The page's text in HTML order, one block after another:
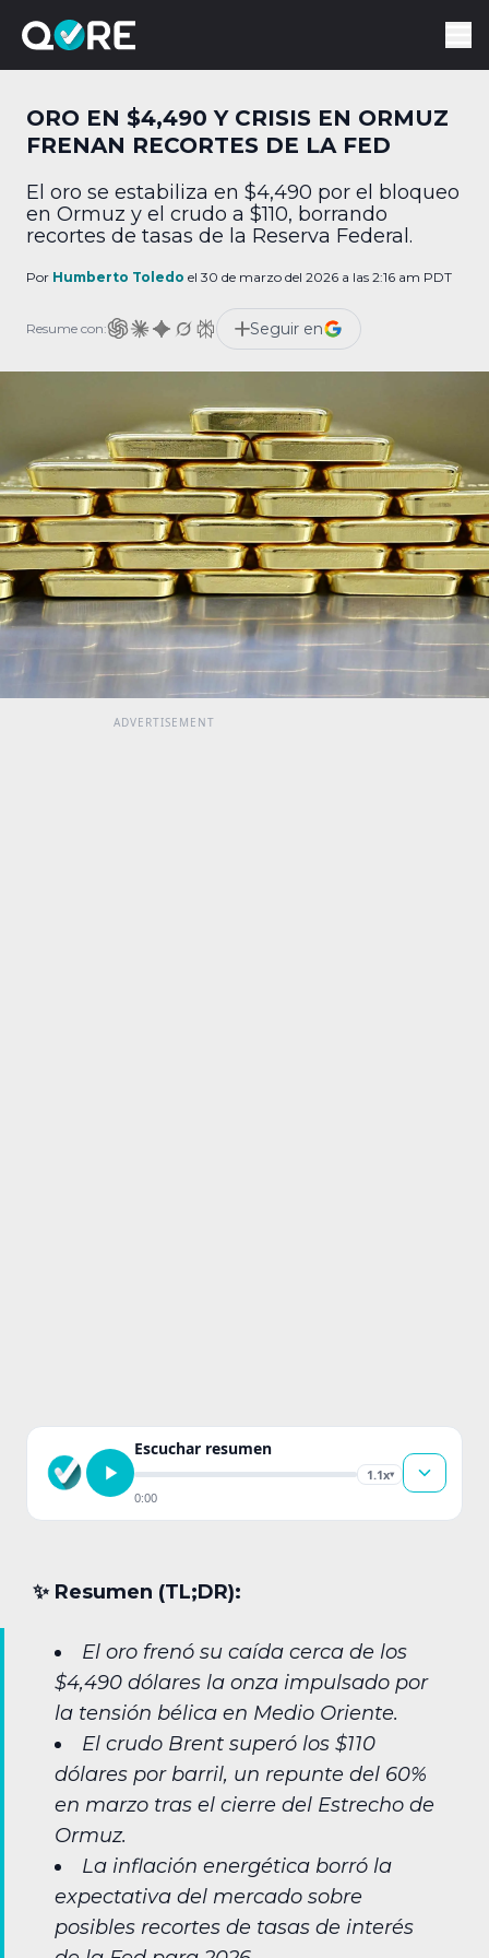
ORO EN $4,490 Y CRISIS EN ORMUZ
FRENAN RECORTES DE LA FED
El oro se estabiliza en $4,490 por el bloqueo
en Ormuz y el crudo a $110, borrando
recortes de tasas de la Reserva Federal.
Por Humberto Toledo el 30 de marzo del 2026 a las 2:16 am PDT
Resume con: Seguir en
Escuchar resumen
1.1x▾
0:00
✨︎ Resumen (TL;DR):
El oro frenó su caída cerca de los
$4,490 dólares la onza impulsado por
la tensión bélica en Medio Oriente.
El crudo Brent superó los $110
dólares por barril, un repunte del 60%
en marzo tras el cierre del Estrecho de
Ormuz.
La inflación energética borró la
expectativa del mercado sobre
posibles recortes de tasas de interés